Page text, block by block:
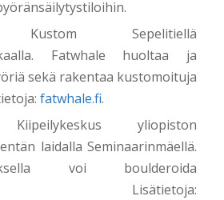
Kustom Sepelitiellä
Fatwhale huoltaa ja
sekä rakentaa kustomoituja
fatwhale.fi.
Kiipeilykeskus yliopiston
laidalla Seminaarinmäellä.
voi boulderoida
Lisätietoja: